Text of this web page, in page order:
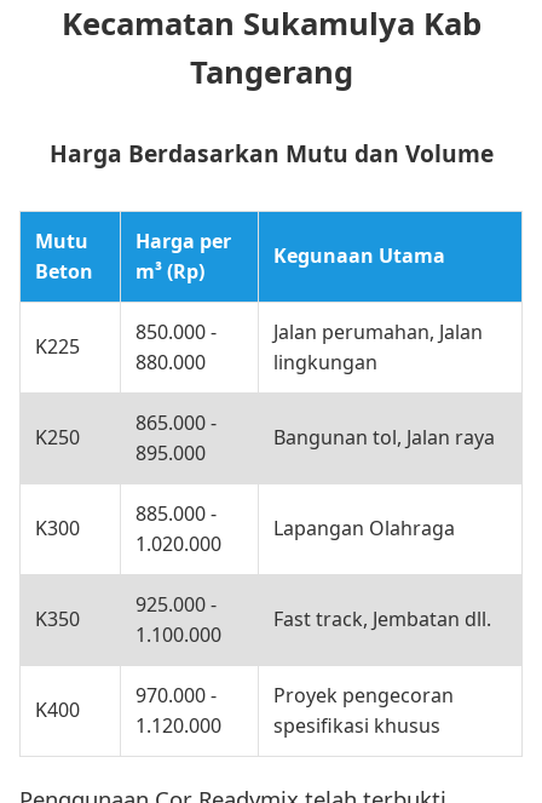
Kecamatan Sukamulya Kab
Tangerang
Harga Berdasarkan Mutu dan Volume
Mutu
Beton
Harga per
m³ (Rp)
Kegunaan Utama
K225
850.000 -
880.000
Jalan perumahan, Jalan
lingkungan
K250
865.000 -
895.000
Bangunan tol, Jalan raya
K300
885.000 -
1.020.000
Lapangan Olahraga
K350
925.000 -
1.100.000
Fast track, Jembatan dll.
K400
970.000 -
1.120.000
Proyek pengecoran
spesifikasi khusus